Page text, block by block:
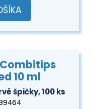
10 ml
špičky, 100 ks